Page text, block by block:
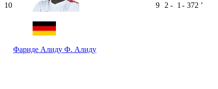
10
Фариде Алиду Ф. Алиду
9 2 - 1 - 372 ʼ